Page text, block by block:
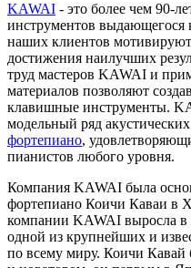
KAWAI - это более чем 90-
инструментов выдающегося
наших клиентов
достижения наилучших
труд мастеров KAWAI и
материалов позволяют
клавишные инструменты.
модельный ряд
фортепиано,
пианистов любого уровня.
Компания KAWAI была
фортепиано Коичи Каваи в
компании KAWAI выросла в
одной из крупнейших и
по всему миру. Коичи Кавай